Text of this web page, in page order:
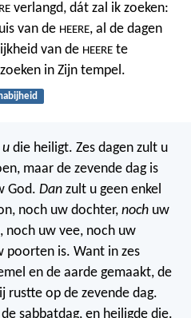
verlangd, dát zal ik zoeken:
van de HEERE, al de dagen
van de HEERE te
in Zijn tempel.
u die heiligt. Zes dagen zult u
maar de zevende dag is
God. Dan zult u geen enkel
noch uw dochter, noch uw
noch uw vee, noch uw
poorten is. Want in zes
en de aarde gemaakt, de
rustte op de zevende dag.
de sabbatdag, en heiligde die.